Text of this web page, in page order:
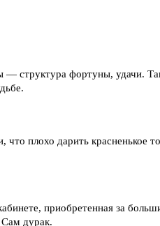
— структура фортуны, удачи.
что плохо дарить красненькое
приобретенная за
дурак.